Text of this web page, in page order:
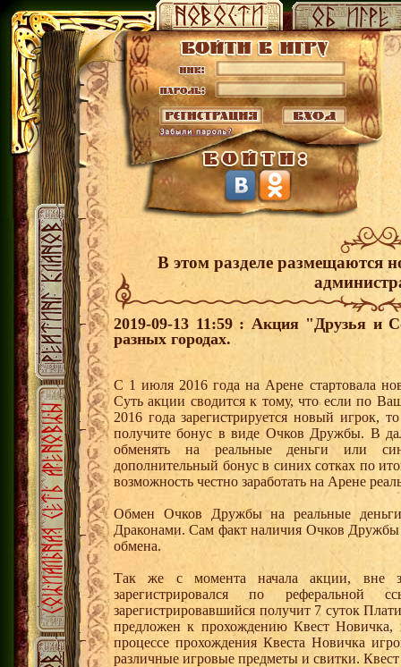
В этом разделе размещаются
2019-09-13 11:59 : Акция "Друзья и
разных городах.
С 1 июля 2016 года на Арене стартовала
Суть акции сводится к тому, что если по
2016 года зарегистрируется новый
получите бонус в виде Очков Дружбы. В
обменять на реальные деньги или
дополнительный бонус в синих сотках по
возможность честно заработать на Арене
Обмен Очков Дружбы на реальные деньги
Драконами. Сам факт наличия Очков Дружбы
обмена.
Так же с момента начала акции, вне
зарегистрировался по
зарегистрировавшийся получит 7 суток
предложен к прохождению Квест
процессе прохождения Квеста Новичка
различные игровые предметы и свитки.